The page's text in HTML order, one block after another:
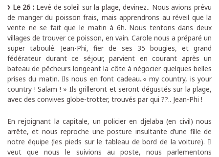
Le 26 :Levé de soleil sur la plage, devinez.. Nous avions prévu
de manger du poisson frais, mais apprendrons au réveil que la
vente ne se fait que le matin à 6h. Nous tentons dans deux
villages de trouver ce poisson, en vain. Carole nous a préparé un
super taboulé. Jean-Phi, fier de ses 35 bougies, et grand
fédérateur durant ce séjour, parvient en courant après un
bateau de pêcheurs longeant la côte à négocier quelques belles
prises du matin. Ils nous en font cadeau..« my country, is your
country ! Salam ! » Ils grilleront et seront dégustés sur la plage,
avec des convives globe-trotter, trouvés par qui ??.. Jean-Phi !
En rejoignant la capitale, un policier en djelaba (en civil) nous
arrête, et nous reproche une posture insultante d’une fille de
notre équipe (les pieds sur le tableau de bord de la voiture). Il
veut que nous le suivions au poste, nous parlementons